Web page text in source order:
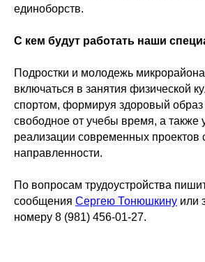
единоборств.
С кем будут работать наши
Подростки и молодежь
включаться в занятия физической
спортом, формируя здоровый образ
свободное от учебы время, а также
реализации современных проектов
направленности.
По вопросам трудоустройства
сообщения Сергею Тонюшкину или
номеру 8 (981) 456-01-27.